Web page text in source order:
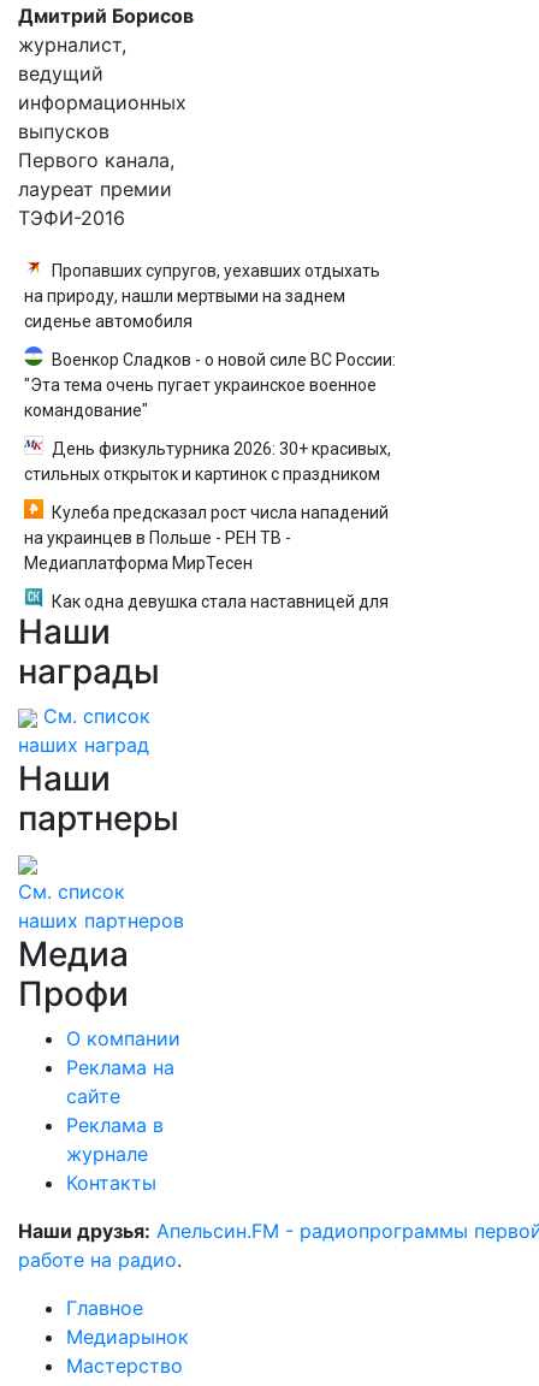
Дмитрий Борисов
журналист,
ведущий
информационных
выпусков
Первого канала,
лауреат премии
ТЭФИ-2016
Пропавших супругов, уехавших отдыхать
на природу, нашли мертвыми на заднем
сиденье автомобиля
Военкор Сладков - о новой силе ВС России:
"Эта тема очень пугает украинское военное
командование"
День физкультурника 2026: 30+ красивых,
стильных открыток и картинок с праздником
Кулеба предсказал рост числа нападений
на украинцев в Польше - РЕН ТВ -
Медиаплатформа МирТесен
Как одна девушка стала наставницей для
двух подростков из детского дома
Наши
награды
См. список
наших наград
Наши
партнеры
См. список
наших партнеров
Медиа
Профи
О компании
Реклама на
сайте
Реклама в
журнале
Контакты
Наши друзья: Апельсин.FM - радиопрограммы
работе на радио.
Главное
Медиарынок
Мастерство